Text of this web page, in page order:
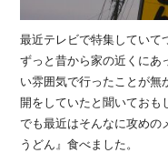
最近テレビで特集していて
ずっと昔から家の近くにあ
い雰囲気で行ったことが無
開をしていたと聞いておも
でも最近はそんなに攻めの
うどん』食べました。